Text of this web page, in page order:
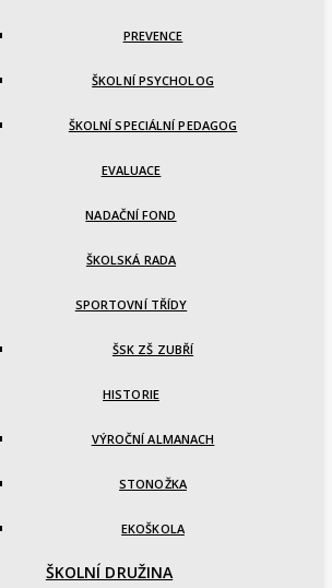
PREVENCE
ŠKOLNÍ PSYCHOLOG
ŠKOLNÍ SPECIÁLNÍ PEDAGOG
EVALUACE
NADAČNÍ FOND
ŠKOLSKÁ RADA
SPORTOVNÍ TŘÍDY
ŠSK ZŠ ZUBŘÍ
HISTORIE
VÝROČNÍ ALMANACH
STONOŽKA
EKOŠKOLA
ŠKOLNÍ DRUŽINA